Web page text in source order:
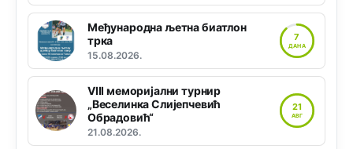
Међународна љетна биатлон
трка
15.08.2026.
7
ДАНА
VIII меморијални турнир
„Веселинка Слијепчевић
Обрадовић“
21.08.2026.
21
АВГ